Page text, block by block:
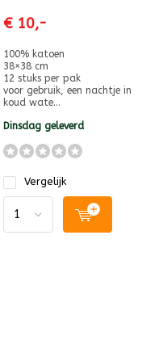
€ 10,-
100% katoen
38×38 cm
12 stuks per pak
voor gebruik, een nachtje in
koud wate...
Dinsdag geleverd
Vergelijk